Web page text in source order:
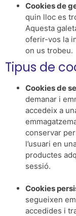
Cookies de
quin lloc es
Aquesta
oferir-vos la
on us trobeu.
Tipus de
Cookies de
demanar i
accedeix a
conservar
l’usuari en
productes
sessió.
Cookies
segueixen
accedides i